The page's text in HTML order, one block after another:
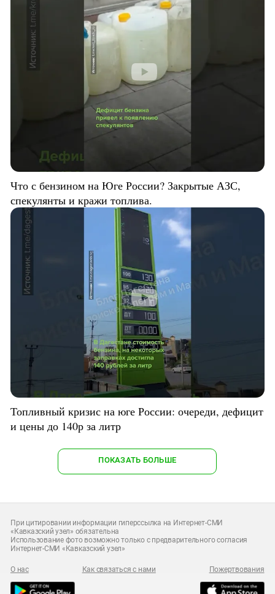
Что с бензином на Юге России? Закрытые АЗС,
спекулянты и кражи топлива.
Топливный кризис на юге России: очереди, дефицит
и цены до 140р за литр
ПОКАЗАТЬ БОЛЬШЕ
При цитировании информации гиперссылка на Интернет-СМИ
«Кавказский узел» обязательна
Использование фото возможно только с предварительного согласия
Интернет-СМИ «Кавказский узел»
О нас Как связаться с нами Пожертвования